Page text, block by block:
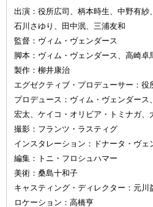
出演：役所広司、柄本時生、中野有紗
石川さゆり、田中泯、三浦友和
監督：ヴィム・ヴェンダース
脚本：ヴィム・ヴェンダース、高崎卓
製作：柳井康治
エグゼクティブ・プロデューサー：役
プロデュース：ヴィム・ヴェンダー
宏太、ケイコ・オリビア・トミナガ、
撮影：フランツ・ラスティグ
インスタレーション：ドナータ・ヴェ
編集：トニ・フロシュハマー
美術：桑島十和子
キャスティング・ディレクター：元川
ロケーション：高橋亨